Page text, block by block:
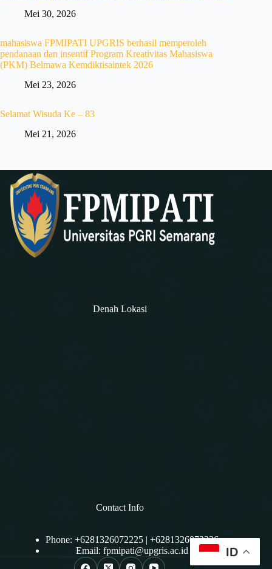
Mei 30, 2026
mahasiswa FPMIPATI UPGRIS berhasil memperoleh
pendanaan dan insentif Program Kreativitas Mahasiswa
(PKM) Belmawa Kemdiktisaintek 2026
Mei 23, 2026
Selamat Wisuda Ke – 83
Mei 21, 2026
Denah Lokasi
Contact Info
Phone: +6281326072225 | +6281326072226
Email: fpmipati@upgris.ac.id ID